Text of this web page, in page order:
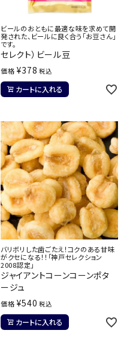
ビールのおともに最適な味を求めて開
発された、ビールに良く合う「お豆さん」
です。
セレクト）ビール豆
価格 ¥378 税込
カートに入れる
バリボリした歯ごたえ！コクのある甘味
がクセになる！！「神戸セレクション
2008認定」
ジャイアントコーンコーンポタ
ージュ
価格 ¥540 税込
カートに入れる